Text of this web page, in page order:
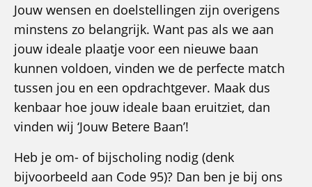
Jouw wensen en doelstellingen zijn overigens
minstens zo belangrijk. Want pas als we aan
jouw ideale plaatje voor een nieuwe baan
kunnen voldoen, vinden we de perfecte match
tussen jou en een opdrachtgever. Maak dus
kenbaar hoe jouw ideale baan eruitziet, dan
vinden wij ‘Jouw Betere Baan’!
Heb je om- of bijscholing nodig (denk
bijvoorbeeld aan Code 95)? Dan ben je bij ons